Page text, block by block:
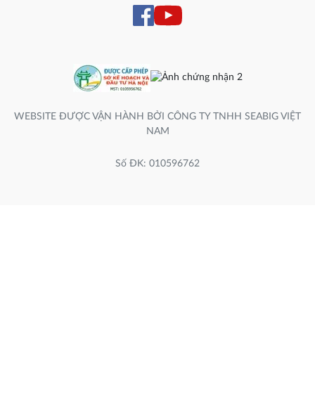
WEBSITE ĐƯỢC VẬN HÀNH BỞI CÔNG TY TNHH SEABIG VIỆT
NAM
Số ĐK: 010596762